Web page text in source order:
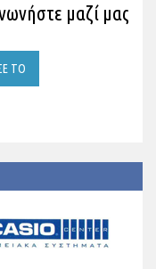
μαζί μας
ΤΟ